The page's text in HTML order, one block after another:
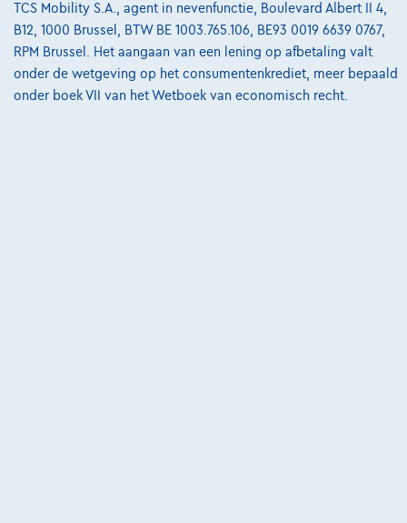
TCS Mobility S.A., agent in nevenfunctie, Boulevard Albert II 4,
B12, 1000 Brussel, BTW BE 1003.765.106, BE93 0019 6639 0767,
RPM Brussel. Het aangaan van een lening op afbetaling valt
onder de wetgeving op het consumentenkrediet, meer bepaald
onder boek VII van het Wetboek van economisch recht.